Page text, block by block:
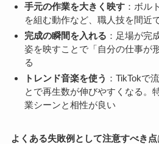
手元の作業を大きく映す ：ボル
を組む動作など、職人技を間近
完成の瞬間を入れる ：足場が完
姿を映すことで「自分の仕事が
る
トレンド音楽を使う ：TikTokで
とで再生数が伸びやすくなる。
業シーンと相性が良い
よくある失敗例として注意すべき点